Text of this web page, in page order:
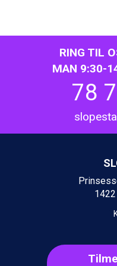
Canazei fra DKK
Livigno fra DKK
Ponte di Legno fra
Bad Gastein fra
Alleghe fra DKK
Sauze dOulx fra
Arabba fra DKK
Sölden fra DKK
Bad Hofgastein fra
Passo Tonale fra
Champoluc fra
Fieberbrunn fra
Wagrain fra DKK
RING TIL
MAN 9:30-
78